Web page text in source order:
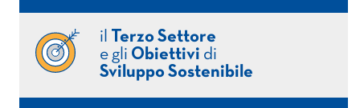
il
Terzo Settore
e gli Obiettivi di
Sviluppo Sostenibile